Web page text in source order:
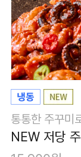
통통한 주꾸미
NEW 저당